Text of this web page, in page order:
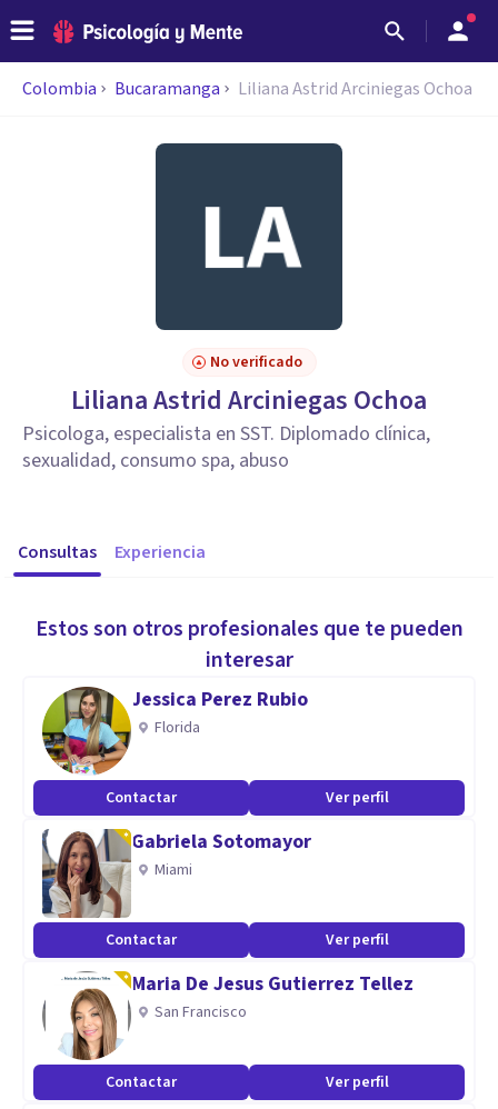
Colombia Bucaramanga Liliana Astrid Arciniegas Ochoa
No verificado
Liliana Astrid Arciniegas Ochoa
Psicologa, especialista en SST. Diplomado clínica,
sexualidad, consumo spa, abuso
Consultas Experiencia
Estos son otros profesionales que te pueden
interesar
Jessica Perez Rubio
Florida
Contactar Ver perfil
Gabriela Sotomayor
Miami
Contactar Ver perfil
Maria De Jesus Gutierrez Tellez
San Francisco
Contactar Ver perfil